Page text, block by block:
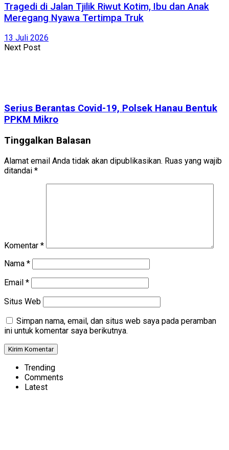
Tragedi di Jalan Tjilik Riwut Kotim, Ibu dan Anak
Meregang Nyawa Tertimpa Truk
13 Juli 2026
Next Post
Serius Berantas Covid-19, Polsek Hanau Bentuk
PPKM Mikro
Tinggalkan Balasan
Alamat email Anda tidak akan dipublikasikan. Ruas yang wajib
ditandai *
Komentar *
Nama *
Email *
Situs Web
Simpan nama, email, dan situs web saya pada peramban
ini untuk komentar saya berikutnya.
Trending
Comments
Latest